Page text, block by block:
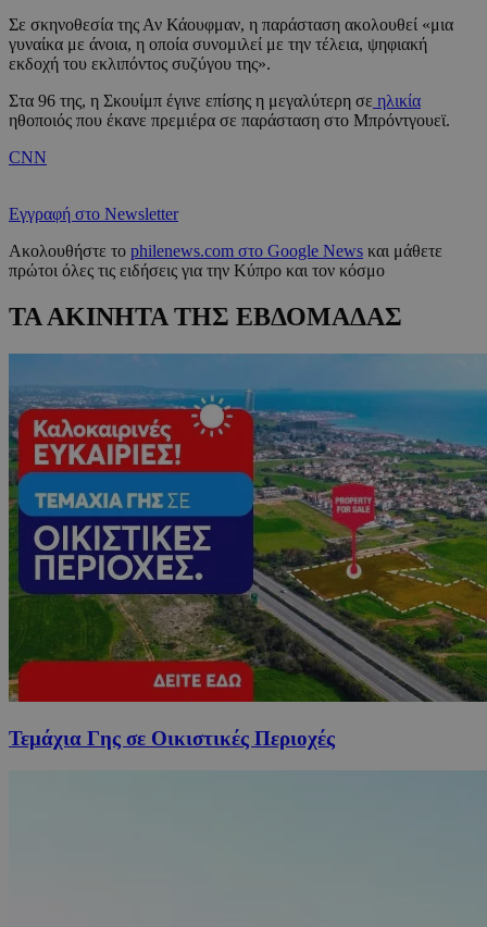
Σε σκηνοθεσία της Αν Κάουφμαν, η παράσταση ακολουθεί «μια
γυναίκα με άνοια, η οποία συνομιλεί με την τέλεια, ψηφιακή
εκδοχή του εκλιπόντος συζύγου της».
Στα 96 της, η Σκουίμπ έγινε επίσης η μεγαλύτερη σε ηλικία
ηθοποιός που έκανε πρεμιέρα σε παράσταση στο Μπρόντγουεϊ.
CNN
Εγγραφή στο Newsletter
Ακολουθήστε το philenews.com στο Google News και μάθετε
πρώτοι όλες τις ειδήσεις για την Κύπρο και τον κόσμο
ΤΑ ΑΚΙΝΗΤΑ ΤΗΣ ΕΒΔΟΜΑΔΑΣ
Τεμάχια Γης σε Οικιστικές Περιοχές